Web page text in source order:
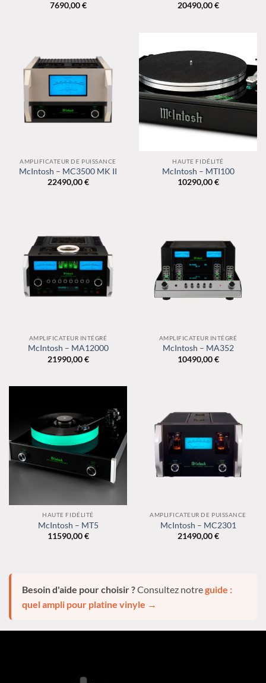
7690,00€
20490,00€
AMPLIFICATEUR DE PUISSANCE
McIntosh – MC3500 MK II
22490,00€
HAUTE FIDÉLITÉ
McIntosh – MTI100
10290,00€
AMPLIFICATEUR INTÉGRÉ
McIntosh – MA12000
21990,00€
AMPLIFICATEUR INTÉGRÉ
McIntosh – MA352
10490,00€
HAUTE FIDÉLITÉ
McIntosh – MT5
11590,00€
AMPLIFICATEUR DE PUISSANCE
McIntosh – MC2301
21490,00€
Besoin d'aide pour choisir ?Consultez notreguide :
quel ampli pour platine vinyle →